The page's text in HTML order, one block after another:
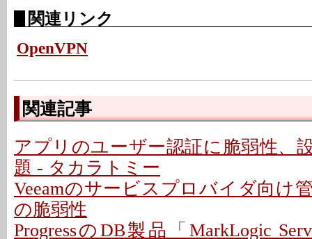
関連リンク
OpenVPN
関連記事
アプリのユーザー認証に脆弱性、
題 - タカラトミー
Veeamのサービスプロバイダ向け
の脆弱性
ProgressのDB製品「MarkLogic